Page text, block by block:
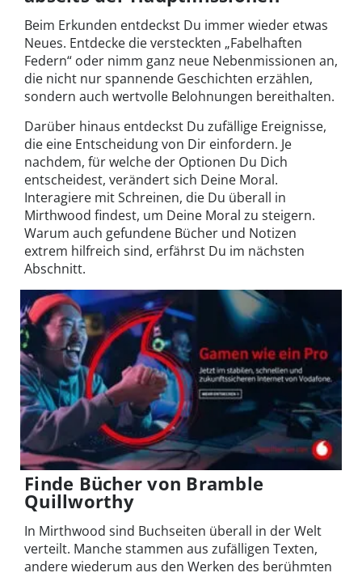
Beim Erkunden entdeckst Du immer wieder etwas
Neues. Entdecke die versteckten „Fabelhaften
Federn“ oder nimm ganz neue Nebenmissionen an,
die nicht nur spannende Geschichten erzählen,
sondern auch wertvolle Belohnungen bereithalten.
Darüber hinaus entdeckst Du zufällige Ereignisse,
die eine Entscheidung von Dir einfordern. Je
nachdem, für welche der Optionen Du Dich
entscheidest, verändert sich Deine Moral.
Interagiere mit Schreinen, die Du überall in
Mirthwood findest, um Deine Moral zu steigern.
Warum auch gefundene Bücher und Notizen
extrem hilfreich sind, erfährst Du im nächsten
Abschnitt.
Finde Bücher von Bramble
Quillworthy
In Mirthwood sind Buchseiten überall in der Welt
verteilt. Manche stammen aus zufälligen Texten,
andere wiederum aus den Werken des berühmten